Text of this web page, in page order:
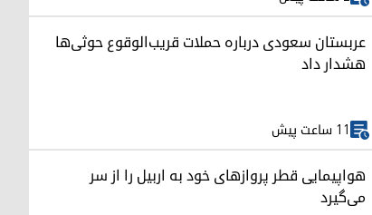
عربستان سعودی درباره حملات قریب‌الوقوع حوثی‌ها
هشدار داد
11 ساعت پیش
هواپیمایی قطر پروازهای خود به اربیل را از سر
می‌گیرد